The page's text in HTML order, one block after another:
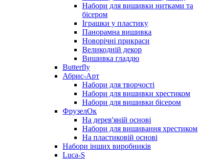
Набори для вишивки нитками та
бісером
Іграшки у пластику
Панорамна вишивка
Новорічні прикраси
Великодній декор
Вишивка гладдю
Butterfly
Абрис-Арт
Набори для творчості
Набори для вишивки хрестиком
Набори для вишивки бісером
ФрузелОк
На дерев'яній основі
Набори для вишивання хрестиком
На пластиковій основі
Набори інших виробників
Luca-S